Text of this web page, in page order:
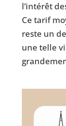
l’intérêt
Ce tarif
reste un
une telle